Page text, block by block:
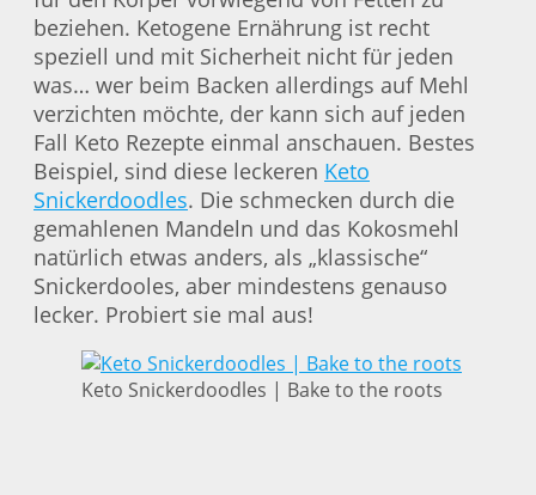
beziehen. Ketogene Ernährung ist recht
speziell und mit Sicherheit nicht für jeden
was… wer beim Backen allerdings auf Mehl
verzichten möchte, der kann sich auf jeden
Fall Keto Rezepte einmal anschauen. Bestes
Beispiel, sind diese leckeren Keto
Snickerdoodles. Die schmecken durch die
gemahlenen Mandeln und das Kokosmehl
natürlich etwas anders, als „klassische“
Snickerdooles, aber mindestens genauso
lecker. Probiert sie mal aus!
Keto Snickerdoodles | Bake to the roots